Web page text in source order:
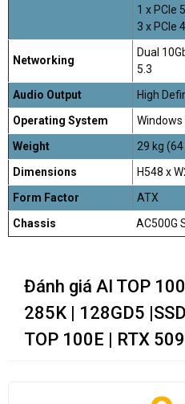
1 x PCIe
3 x PCIe
Networking
Dual
5.3
Audio Output
High
Operating System
Windows
Weight
29 kg
Dimensions
H548 x
Form Factor
ATX
Chassis
AC500G
Đánh giá AI TOP
285K | 128GD5
TOP 100E | RTX